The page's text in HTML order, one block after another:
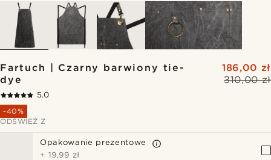
Fartuch | Czarny barwiony tie-
dye
310,00 zł
186,00 zł
5.0
-40%
ODŚWIEŻ Z
Opakowanie prezentowe
+ 19,99 zł